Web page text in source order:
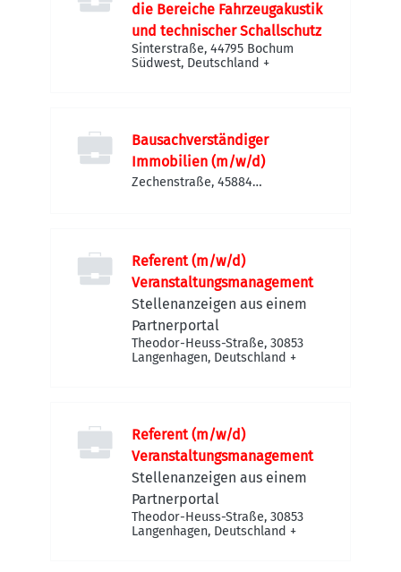
die Bereiche Fahrzeugakustik
und technischer Schallschutz
Sinterstraße, 44795 Bochum
Südwest, Deutschland +
Bausachverständiger
Immobilien (m/w/d)
Zechenstraße, 45884
Referent (m/w/d)
Veranstaltungsmanagement
Stellenanzeigen aus einem
Partnerportal
Theodor-Heuss-Straße, 30853
Langenhagen, Deutschland +
Referent (m/w/d)
Veranstaltungsmanagement
Stellenanzeigen aus einem
Partnerportal
Theodor-Heuss-Straße, 30853
Langenhagen, Deutschland +